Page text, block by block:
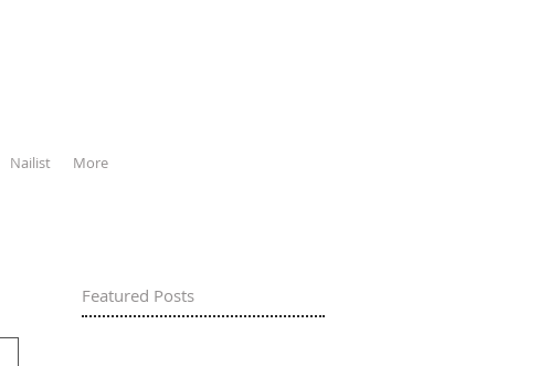
Nailist More
Featured Posts